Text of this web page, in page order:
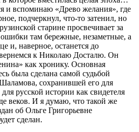
и вспоминаю «Древо желания», где
подчеркнул, что-то затенил, но
старине просвечивает за
там бережные, незаметные, а
и, наверное, останется до
к Николаю Досталю. Он
как хронику. Основная
была сделана самой судьбой
сохранившей его для
русской истории как свидетеля
веков. И я думаю, что такой же
об Ольге Григорьевне
сделан.